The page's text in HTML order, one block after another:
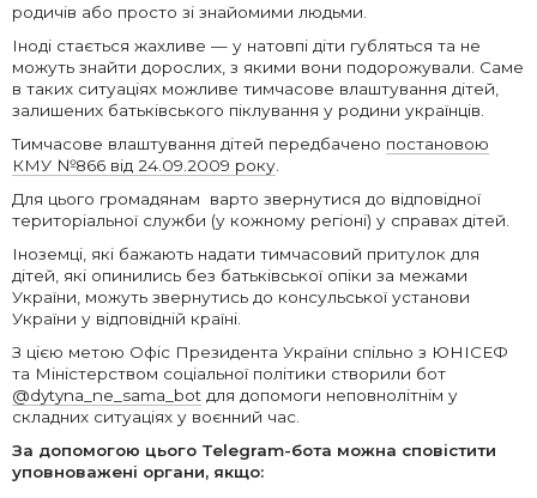
родичів або просто зі знайомими людьми.
Іноді стається жахливе — у натовпі діти губляться та не
можуть знайти дорослих, з якими вони подорожували. Саме
в таких ситуаціях можливе тимчасове влаштування дітей,
залишених батьківського піклування у родини українців.
Тимчасове влаштування дітей передбачено постановою
КМУ №866 від 24.09.2009 року
Для цього громадянам варто звернутися до відповідної
територіальної служби (у кожному регіоні) у справах дітей.
Іноземці, які бажають надати тимчасовий притулок для
дітей, які опинились без батьківської опіки за межами
України, можуть звернутись до консульської установи
України у відповідній країні.
З цією метою Офіс Президента України спільно з ЮНІСЕФ
та Міністерством соціальної політики створили бот
@dytyna_ne_sama_bot для допомоги неповнолітнім у
складних ситуаціях у воєнний час.
За допомогою цього Telegram-бота можна сповістити
уповноважені органи, якщо: